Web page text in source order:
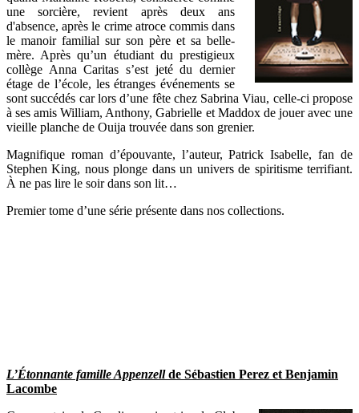
une sorcière, revient après deux ans
d'absence, après le crime atroce commis dans
le manoir familial sur son père et sa belle-
mère. Après qu’un étudiant du prestigieux
collège Anna Caritas s’est jeté du dernier
étage de l’école, les étranges événements se
sont succédés car lors d’une fête chez Sabrina Viau, celle-ci propose
à ses amis William, Anthony, Gabrielle et Maddox de jouer avec une
vieille planche de Ouija trouvée dans son grenier.
Magnifique roman d’épouvante, l’auteur, Patrick Isabelle, fan de
Stephen King, nous plonge dans un univers de spiritisme terrifiant.
À ne pas lire le soir dans son lit…
Premier tome d’une série présente dans nos collections.
L’Étonnante famille Appenzellde Sébastien Perez et Benjamin
Lacombe